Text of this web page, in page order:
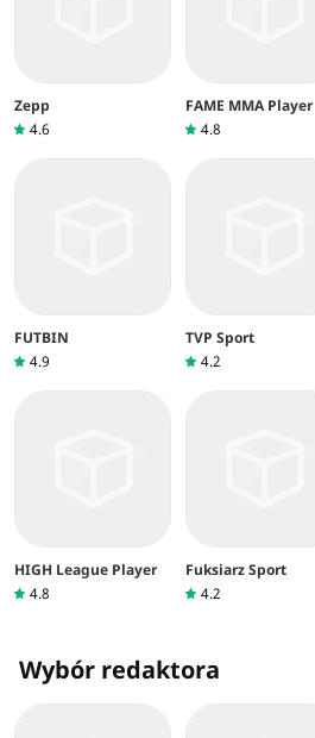
Zepp
4.6
FAME MMA Player
4.8
FUTBIN
4.9
TVP Sport
4.2
HIGH League Player
4.8
Fuksiarz Sport
4.2
Wybór redaktora